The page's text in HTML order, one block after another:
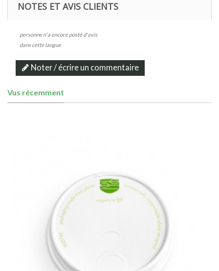
NOTES ET AVIS CLIENTS
personne n'a encore posté d'avis
dans cette langue
Noter / écrire un commentaire
Vus récemment